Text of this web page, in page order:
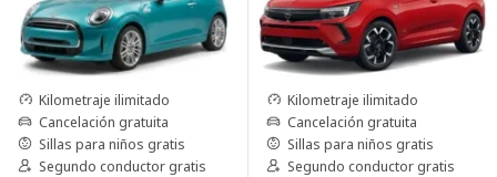
Kilometraje ilimitado
Cancelación gratuita
Sillas para niños gratis
Segundo conductor gratis
Kilometraje ilimitado
Cancelación gratuita
Sillas para niños gratis
Segundo conductor gratis